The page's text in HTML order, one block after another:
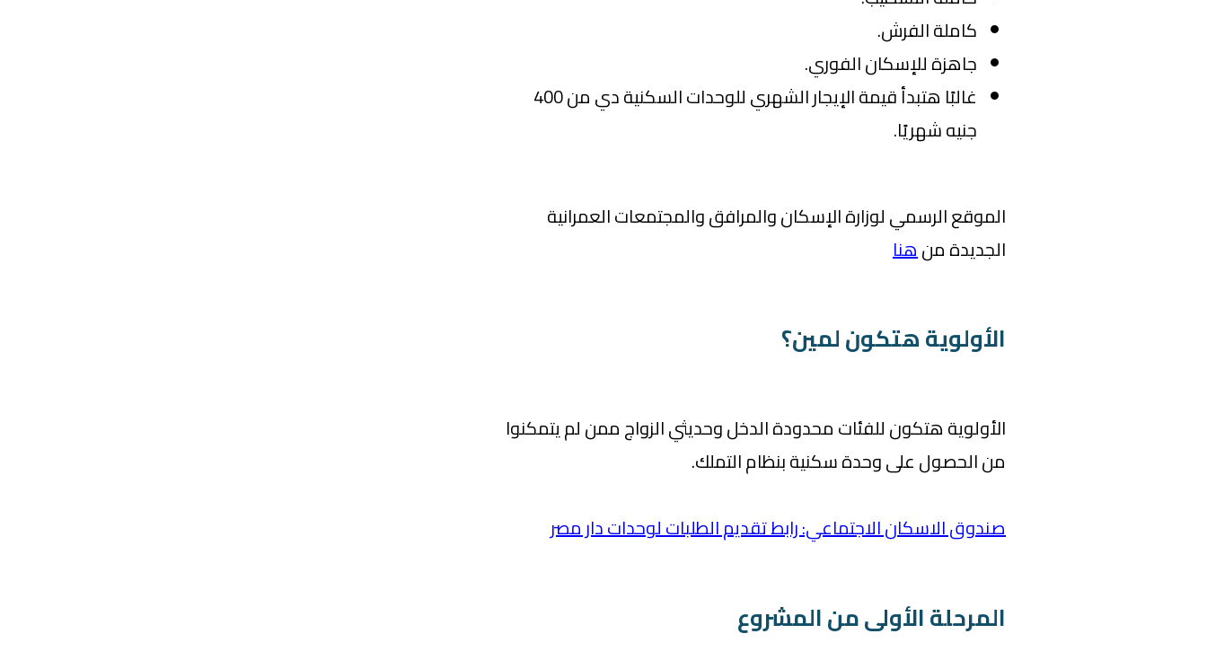
كاملة الفرش.
جاهزة للإسكان الفوري.
غالبًا هتبدأ قيمة الإيجار الشهري للوحدات السكنية دي من 400
جنيه شهريًا.
الموقع الرسمي لوزارة الإسكان والمرافق والمجتمعات العمرانية
الجديدة منهنا
الأولوية هتكون لمين؟
الأولوية هتكون للفئات محدودة الدخل وحديثي الزواج ممن لم يتمكنوا
من الحصول على وحدة سكنية بنظام التملك.
صندوق الاسكان الاجتماعي: رابط تقديم الطلبات لوحدات دار مصر
المرحلة الأولى من المشروع